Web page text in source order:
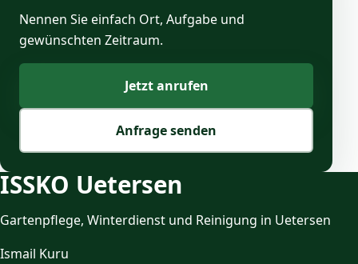
Nennen Sie einfach Ort, Aufgabe und
gewünschten Zeitraum.
Jetzt anrufen
Anfrage senden
ISSKO Uetersen
Gartenpflege, Winterdienst und Reinigung in Uetersen
Ismail Kuru